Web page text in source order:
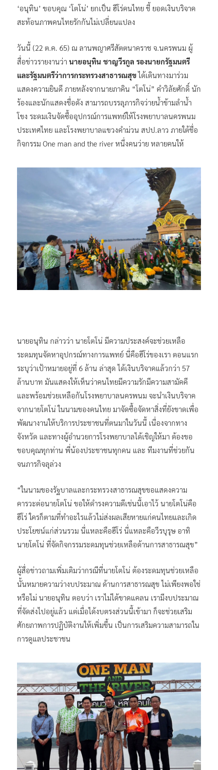
‘อนุทิน’ ขอบคุณ ‘โตโน่’ ยกเป็น ฮีโร่คนไทย ชี้ ยอดเงินบริจาค
สะท้อนภาพคนไทยรักกันไม่เปลี่ยนแปลง
วันนี้ (22 ต.ค. 65) ณ ลานพญาศรีสัตตนาคราช จ.นครพนม ผู้
สื่อข่าวรายงานว่า นายอนุทิน ชาญวีรกูล รองนายกรัฐมนตรี
และรัฐมนตรีว่าการกระทรวงสาธารณสุขได้เดินทางมาร่วม
แสดงความยินดี ภายหลังจากนายภาคิน “โตโน่” คำวิลัยศักดิ์ นัก
ร้องและนักแสดงชื่อดัง สามารถบรรลุภารกิจว่ายน้ำข้ามลำน้ำ
โขง ระดมเงินจัดซื้ออุปกรณ์การแพทย์ให้โรงพยาบาลนครพนม
ประเทศไทย และโรงพยาบาลแขวงคำม่วน สปป.ลาว ภายใต้ชื่อ
กิจกรรม One man and the river หนึ่งคนว่าย หลายคนให้
นายอนุทิน กล่าวว่า นายโตโน่ มีความประสงค์จะช่วยเหลือ
ระดมทุนจัดหาอุปกรณ์ทางการแพทย์ นี่คือฮีโร่ของเรา ตอนแรก
ระบุว่าเป้าหมายอยู่ที่ 6 ล้าน ล่าสุด ได้เงินบริจาคแล้วกว่า 57
ล้านบาท มันแสดงให้เห็นว่าคนไทยมีความรักมีความสามัคคี
และพร้อมช่วยเหลือกันโรงพยาบาลนครพนม จะนำเงินบริจาค
จากนายโตโน่ ในนามของคนไทย มาจัดซื้อจัดหาสิ่งที่ยังขาดเพื่อ
พัฒนางานให้บริการประชาชนที่ตนมาในวันนี้ เนื่องจากทาง
จังหวัด และทางผู้อำนวยการโรงพยาบาลได้เชิญให้มา ต้องขอ
ขอบคุณทุกท่าน พี่น้องประชาชนทุกคน และ ทีมงานที่ช่วยกัน
จนภารกิจลุล่วง
“ในนามของรัฐบาลและกระทรวงสาธารณสุขขอแสดงความ
คารวะต่อนายโตโน่ ขอให้ดำรงความดีเช่นนี้เอาไว้ นายโตโน่คือ
ฮีโร่ ใครก็ตามที่ทำอะไรแล้วไม่ส่งผลเสียหายแก่คนไทยและเกิด
ประโยชน์แก่ส่วนรวม นี่แหละคือฮีโร่ นี่แหละคือวีรบุรุษ อาทิ
นายโตโน่ ที่จัดกิจกรรมระดมทุนช่วยเหลือด้านการสาธารณสุข”
ผู้สื่อข่าวถามเพิ่มเติมว่ากรณีที่นายโตโน่ ต้องระดมทุนช่วยเหลือ
นั้นหมายความว่างบประมาณ ด้านการสาธารณสุข ไม่เพียงพอใช่
หรือไม่ นายอนุทิน ตอบว่า เราไม่ได้ขาดแคลน เรามีงบประมาณ
ที่จัดส่งไปอยู่แล้ว แต่เมื่อได้งบตรงส่วนนี้เข้ามา ก็จะช่วยเสริม
ศักยภาพการปฏิบัติงานให้เพิ่มขึ้น เป็นการเสริมความสามารถใน
การดูแลประชาชน